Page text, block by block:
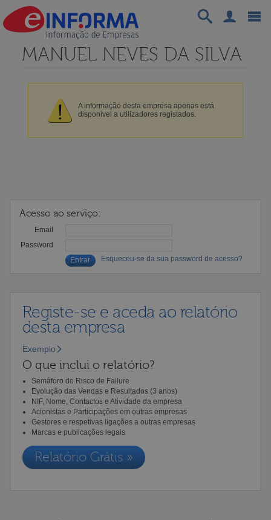
MANUEL NEVES DA SILVA
A informação desta empresa apenas está
disponível a utilizadores registados.
Acesso ao serviço:
Email
Password
Esqueceu-se da sua password de acesso?
Registe-se e aceda ao relatório
desta empresa
Exemplo
O que inclui o relatório?
Semáforo do Risco de Failure
Evolução das Vendas e Resultados (3 anos)
NIF, Nome, Contactos e Atividade da empresa
Acionistas e Participações em outras empresas
Gestores e respetivas ligações a outras empresas
Marcas e publicações legais
Relatório Grátis »